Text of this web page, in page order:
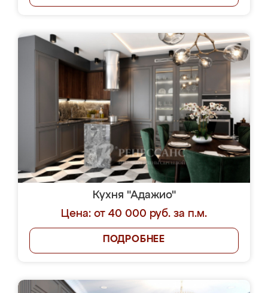
Кухня "Адажио"
Цена: от 40 000 руб. за п.м.
ПОДРОБНЕЕ